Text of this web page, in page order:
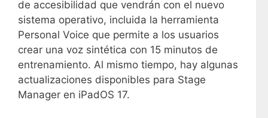
de accesibilidad que vendrán con el nuevo
sistema operativo, incluida la herramienta
Personal Voice que permite a los usuarios
crear una voz sintética con 15 minutos de
entrenamiento. Al mismo tiempo, hay algunas
actualizaciones disponibles para Stage
Manager en iPadOS 17.